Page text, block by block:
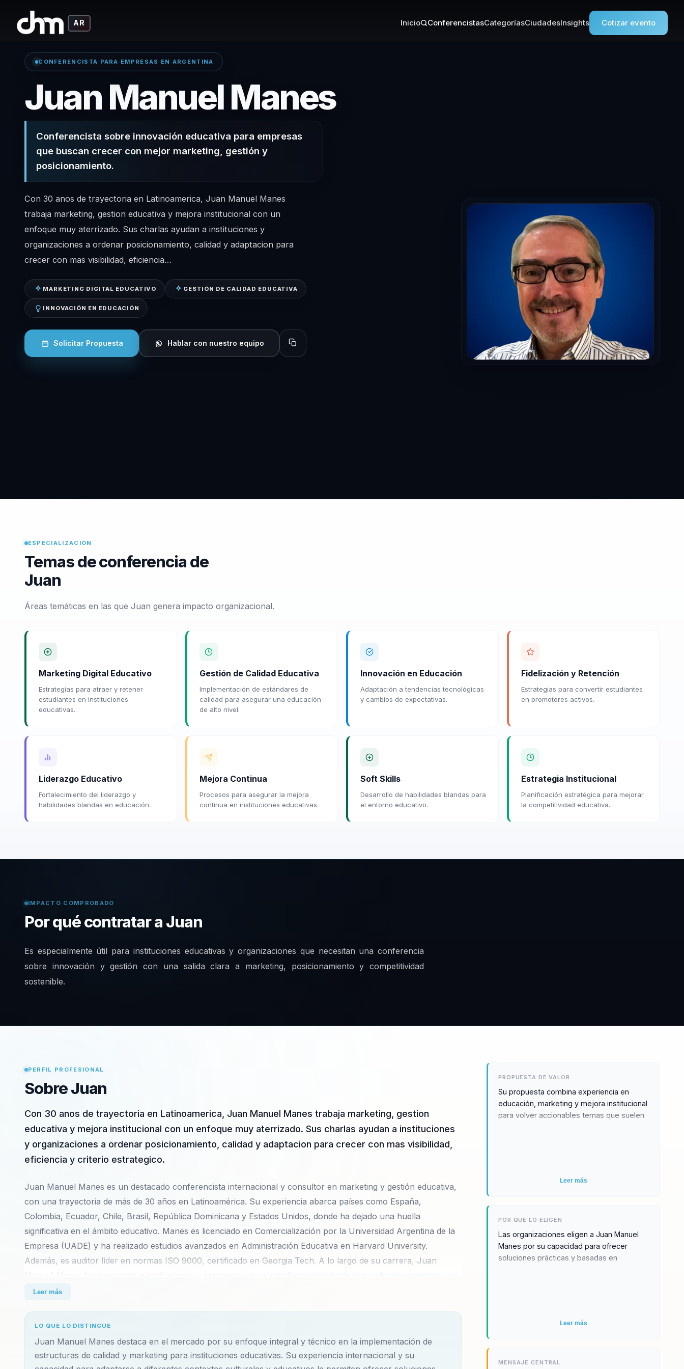
AR Inicio ConferencistasCategoríasCiudadesInsights Cotizar evento
CONFERENCISTA PARA EMPRESAS EN ARGENTINA
Juan Manuel Manes– Conferencista en
Conferencista sobre innovación educativa para empresas
que buscan crecer con mejor marketing, gestión y
posicionamiento.
Con 30 anos de trayectoria en Latinoamerica, Juan Manuel Manes
trabaja marketing, gestion educativa y mejora institucional con un
enfoque muy aterrizado. Sus charlas ayudan a instituciones y
organizaciones a ordenar posicionamiento, calidad y adaptacion para
crecer con mas visibilidad, eficiencia…
MARKETING DIGITAL EDUCATIVO GESTIÓN DE CALIDAD EDUCATIVA
INNOVACIÓN EN EDUCACIÓN
Solicitar Propuesta Hablar con nuestro equipo Copiar perfil para compartir
ESPECIALIZACIÓN
Temas de conferencia de
Juan
Áreas temáticas en las que Juan genera impacto organizacional.
Marketing Digital Educativo
Estrategias para atraer y retener
estudiantes en instituciones
educativas.
Gestión de Calidad Educativa
Implementación de estándares de
calidad para asegurar una educación
de alto nivel.
Innovación en Educación
Adaptación a tendencias tecnológicas
y cambios de expectativas.
Fidelización y Retención
Estrategias para convertir estudiantes
en promotores activos.
Liderazgo Educativo
Fortalecimiento del liderazgo y
habilidades blandas en educación.
Mejora Continua
Procesos para asegurar la mejora
continua en instituciones educativas.
Soft Skills
Desarrollo de habilidades blandas para
el entorno educativo.
Estrategia Institucional
Planificación estratégica para mejorar
la competitividad educativa.
IMPACTO COMPROBADO
Por qué contratar a Juan
Es especialmente útil para instituciones educativas y organizaciones que necesitan una conferencia
sobre innovación y gestión con una salida clara a marketing, posicionamiento y competitividad
sostenible.
PERFIL PROFESIONAL
Sobre Juan
Con 30 anos de trayectoria en Latinoamerica, Juan Manuel Manes trabaja marketing, gestion
educativa y mejora institucional con un enfoque muy aterrizado. Sus charlas ayudan a instituciones
y organizaciones a ordenar posicionamiento, calidad y adaptacion para crecer con mas visibilidad,
eficiencia y criterio estrategico.
Juan Manuel Manes es un destacado conferencista internacional y consultor en marketing y gestión educativa,
con una trayectoria de más de 30 años en Latinoamérica. Su experiencia abarca países como España,
Colombia, Ecuador, Chile, Brasil, República Dominicana y Estados Unidos, donde ha dejado una huella
significativa en el ámbito educativo. Manes es licenciado en Comercialización por la Universidad Argentina de la
Empresa (UADE) y ha realizado estudios avanzados en Administración Educativa en Harvard University.
Además, es auditor líder en normas ISO 9000, certificado en Georgia Tech. A lo largo de su carrera, Juan
educativa. Su enfoque integral y técnico lo convierte en un experto en implementar estructuras de calidad y
capacitación, como el Programa BID-FOMIN y Sepyme, donde ha desempeñado roles fundamentales. Manes es
Estratégica para Instituciones Educativas'. Su más reciente publicación, 'Marketing Digital para Instituciones
Educativas', escrita en coautoría con Aarón Rosette, muestra su dominio en la implementación de estrategias
Leer más
LO QUE LO DISTINGUE
Juan Manuel Manes destaca en el mercado por su enfoque integral y técnico en la implementación de
estructuras de calidad y marketing para instituciones educativas. Su experiencia internacional y su
PROPUESTA DE VALOR
Su propuesta combina experiencia en
educación, marketing y mejora institucional
para volver accionables temas que suelen
Leer más
POR QUÉ LO ELIGEN
Las organizaciones eligen a Juan Manuel
Manes por su capacidad para ofrecer
soluciones prácticas y basadas en
organizaciones implementar cambios
práctico y accesible facilita la aplicación
Leer más
MENSAJE CENTRAL